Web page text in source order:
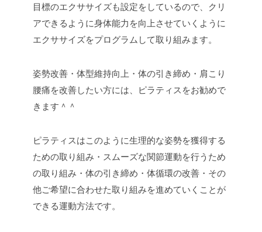
目標のエクササイズも設定をしているので、クリ
アできるように身体能力を向上させていくように
エクササイズをプログラムして取り組みます。
姿勢改善・体型維持向上・体の引き締め・肩こり
腰痛を改善したい方には、ピラティスをお勧めで
きます＾＾
ピラティスはこのように生理的な姿勢を獲得する
ための取り組み・スムーズな関節運動を行うため
の取り組み・体の引き締め・体循環の改善・その
他ご希望に合わせた取り組みを進めていくことが
できる運動方法です。